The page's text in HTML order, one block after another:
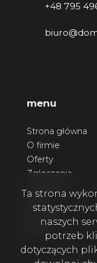
+48 795
menu
Strona główna
O firmie
Oferty
Zgłoszenia
Kontakt
Ta strona
naszych
potrzeb
dotyczących